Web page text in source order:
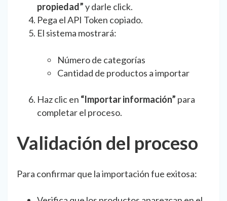
propiedad”y darle click.
Pega el API Token copiado.
El sistema mostrará:
Número de categorías
Cantidad de productos a importar
Haz clic en “Importar información” para
completar el proceso.
Validación del proceso
Para confirmar que la importación fue exitosa: